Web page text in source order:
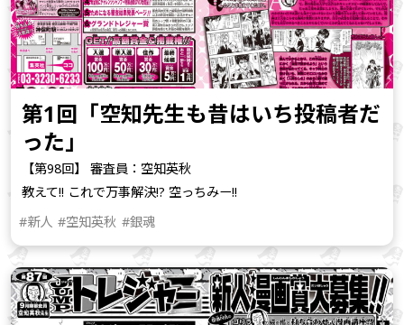
第1回「空知先生も昔はいち投稿者だ
った」
【第98回】 審査員：空知英秋
教えて!! これで万事解決!? 空っちみー!!
#新人 #空知英秋 #銀魂